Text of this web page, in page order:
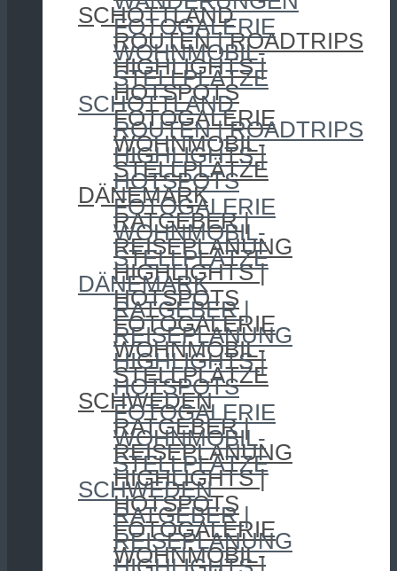
SCHOTTLAND
ROUTEN | ROADTRIPS
HIGHLIGHTS |
HOTSPOTS
FOTOGALERIE
WOHNMOBIL-
STELLPLÄTZE
DÄNEMARK
RATGEBER |
REISEPLANUNG
HIGHLIGHTS |
HOTSPOTS
FOTOGALERIE
WOHNMOBIL-
STELLPLÄTZE
SCHWEDEN
RATGEBER |
REISEPLANUNG
HIGHLIGHTS |
HOTSPOTS
FOTOGALERIE
WOHNMOBIL-
FOTOGALERIE
WOHNMOBIL-
STELLPLÄTZE
SCHOTTLAND
ROUTEN | ROADTRIPS
HIGHLIGHTS |
HOTSPOTS
FOTOGALERIE
WOHNMOBIL-
STELLPLÄTZE
DÄNEMARK
RATGEBER |
REISEPLANUNG
HIGHLIGHTS |
HOTSPOTS
FOTOGALERIE
WOHNMOBIL-
STELLPLÄTZE
SCHWEDEN
RATGEBER |
REISEPLANUNG